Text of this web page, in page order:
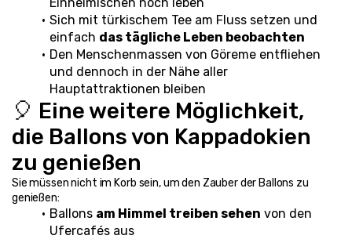
Sich mit türkischem Tee am Fluss setzen und
einfach das tägliche Leben beobachten
Den Menschenmassen von Göreme entfliehen
und dennoch in der Nähe aller
Hauptattraktionen bleiben
🎈 Eine weitere Möglichkeit,
die Ballons von Kappadokien
zu genießen
Sie müssen nicht im Korb sein, um den Zauber der Ballons zu
genießen:
Ballons am Himmel treiben sehen von den
Ufercafés aus